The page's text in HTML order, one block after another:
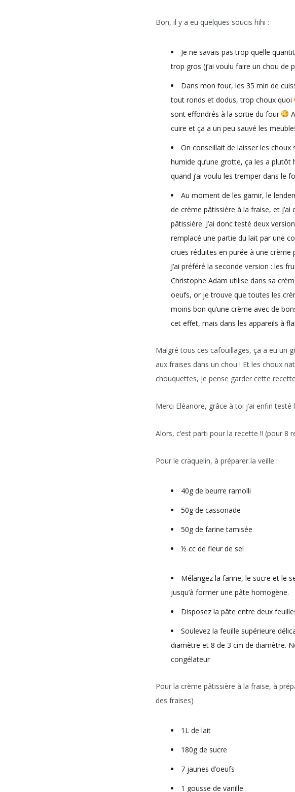
Bon, il y a eu quelques soucis hihi :
Je ne savais pas trop quelle
trop gros (j’ai voulu faire un chou de
Dans mon four, les 35 min de
tout ronds et dodus, trop choux quoi
sont effondrés à la sortie du four
cuire et ça a un peu sauvé les
On conseillait de laisser les
humide qu’une grotte, ça les a
quand j’ai voulu les tremper dans le
Au moment de les garnir, le
de crème pâtissière à la fraise, et
pâtissière. J’ai donc testé deux
remplacé une partie du lait par une
crues réduites en purée à une crème
J’ai préféré la seconde version : les
Christophe Adam utilise dans sa
oeufs, or je trouve que toutes les
moins bon qu’une crème avec de
cet effet, mais dans les appareils à
Malgré tous ces cafouillages, ça a eu un
aux fraises dans un chou ! Et les choux
chouquettes, je pense garder cette recette
Merci Eléanore, grâce à toi j’ai enfin testé
Alors, c’est parti pour la recette !! (pour 8
Pour le craquelin, à préparer la veille :
40g de beurre ramolli
50g de cassonade
50g de farine tamisée
½ cc de fleur de sel
Mélangez la farine, le sucre et le
jusqu’à former une pâte homogène.
Disposez la pâte entre deux
Soulevez la feuille supérieure
diamètre et 8 de 3 cm de diamètre.
congélateur
Pour la crème pâtissière à la fraise, à
des fraises)
1L de lait
180g de sucre
7 jaunes d’oeufs
1 gousse de vanille